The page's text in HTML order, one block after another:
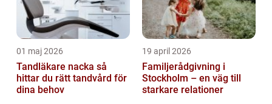
01 maj 2026
Tandläkare nacka så
hittar du rätt tandvård för
dina behov
19 april 2026
Familjerådgivning i
Stockholm – en väg till
starkare relationer